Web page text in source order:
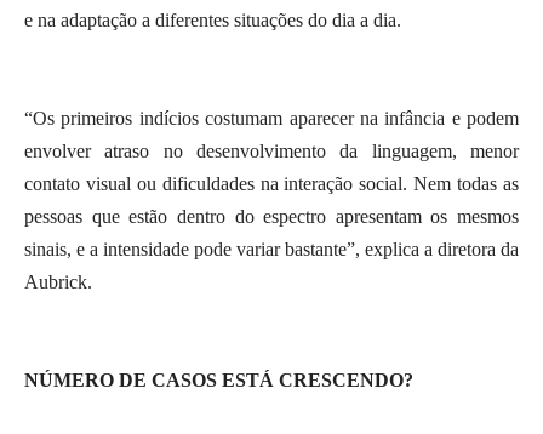
e na adaptação a diferentes situações do dia a dia.
“Os primeiros indícios costumam aparecer na infância e podem
envolver atraso no desenvolvimento da linguagem, menor
contato visual ou dificuldades na interação social. Nem todas as
pessoas que estão dentro do espectro apresentam os mesmos
sinais, e a intensidade pode variar bastante”, explica a diretora da
Aubrick.
NÚMERO DE CASOS ESTÁ CRESCENDO?